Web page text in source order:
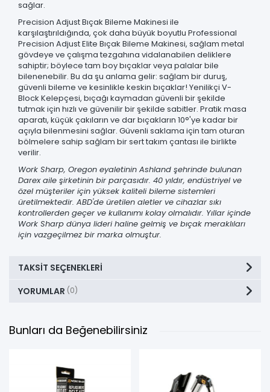
sağlar.
Precision Adjust Bıçak Bileme Makinesi ile
karşılaştırıldığında, çok daha büyük boyutlu Professional
Precision Adjust Elite Bıçak Bileme Makinesi, sağlam metal
gövdeye ve çalışma tezgahına vidalanabilen deliklere
sahiptir; böylece tam boy bıçaklar veya palalar bile
bilenenebilir. Bu da şu anlama gelir: sağlam bir duruş,
güvenli bileme ve kesinlikle keskin bıçaklar! Yenilikçi V-
Block Kelepçesi, bıçağı kaymadan güvenli bir şekilde
tutmak için hızlı ve güvenilir bir şekilde sabitler. Pratik masa
aparatı, küçük çakıların ve dar bıçakların 10°'ye kadar bir
açıyla bilenmesini sağlar. Güvenli saklama için tam oturan
bölmelere sahip sağlam bir sert takım çantası ile birlikte
verilir.
Work Sharp, Oregon eyaletinin Ashland şehrinde bulunan
Darex aile şirketinin bir parçasıdır. 40 yıldır, endüstriyel ve
özel müşteriler için yüksek kaliteli bileme sistemleri
üretilmektedir. ABD'de üretilen aletler ve cihazlar sıkı
kontrollerden geçer ve kullanımı kolay olmalıdır. Yıllar içinde
Work Sharp dünya lideri haline gelmiş ve bıçak meraklıları
için vazgeçilmez bir marka olmuştur.
TAKSIT SEÇENEKLERI
YORUMLAR (0)
Bunları da Beğenebilirsiniz